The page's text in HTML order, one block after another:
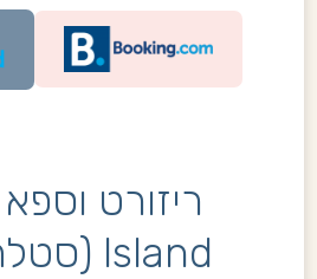
Island (סטלה איילנד)